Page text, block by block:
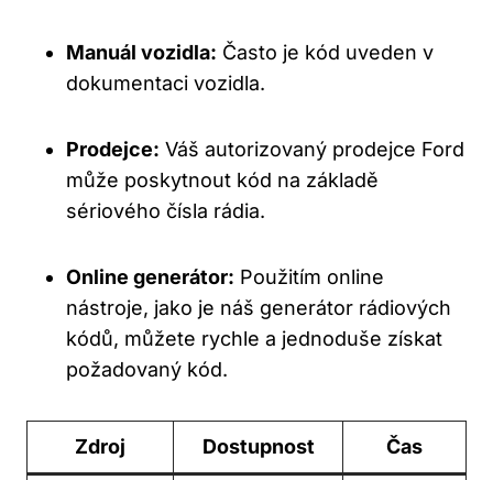
Manuál vozidla: Často je kód uveden v
dokumentaci vozidla.
Prodejce: Váš autorizovaný prodejce Ford
může poskytnout kód na základě
sériového⁤ čísla⁣ rádia.
Online generátor: Použitím online
nástroje,⁢ jako je náš generátor rádiových
kódů, můžete rychle a jednoduše získat
požadovaný kód.
Zdroj Dostupnost Čas